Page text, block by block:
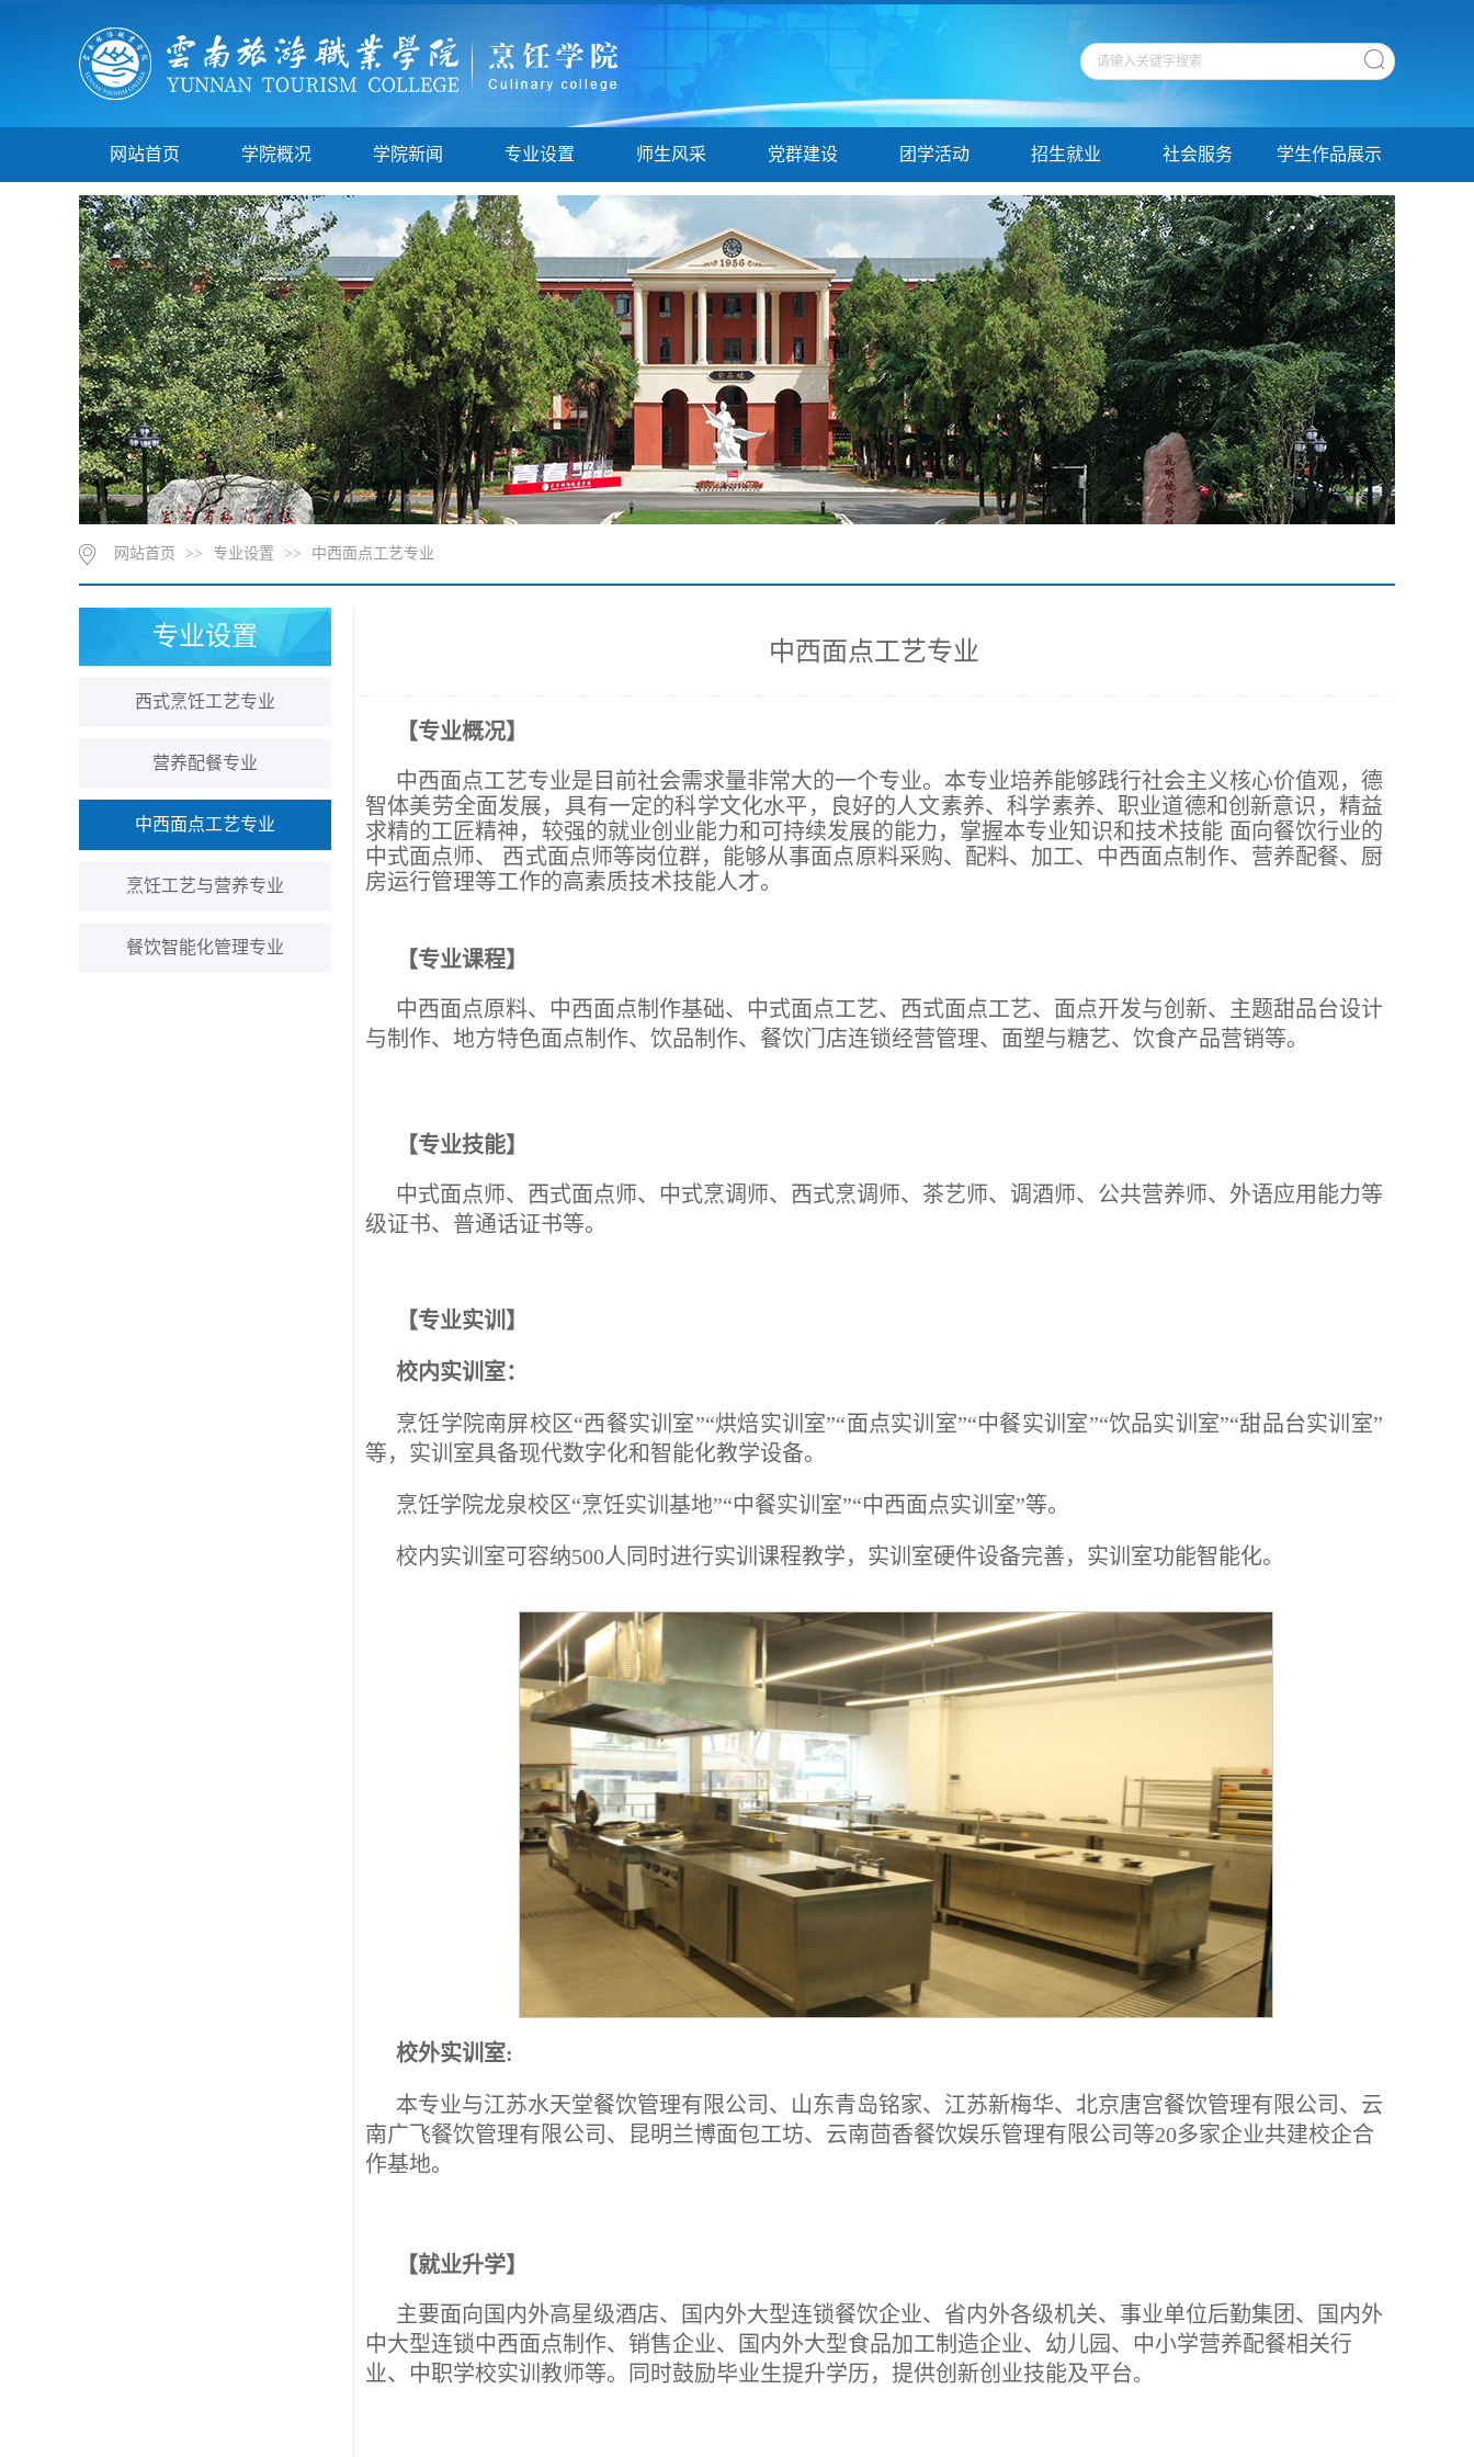
网站首页 学院概况 学院新闻 专业设置 师生风采 党群建设 团学活动 招生就业 社会服务 学生作品展示
网站首页 >> 专业设置 >> 中西面点工艺专业
专业设置
西式烹饪工艺专业
营养配餐专业
中西面点工艺专业
烹饪工艺与营养专业
餐饮智能化管理专业
中西面点工艺专业
【专业概况】
中西面点工艺专业是目前社会需求量非常大的一个专业。本专业培养能够践行社会主义核心价值观，德
智体美劳全面发展，具有一定的科学文化水平，良好的人文素养、科学素养、职业道德和创新意识，精益
求精的工匠精神，较强的就业创业能力和可持续发展的能力，掌握本专业知识和技术技能 面向餐饮行业的
中式面点师、 西式面点师等岗位群，能够从事面点原料采购、配料、加工、中西面点制作、营养配餐、厨
房运行管理等工作的高素质技术技能人才。
【专业课程】
中西面点原料、中西面点制作基础、中式面点工艺、西式面点工艺、面点开发与创新、主题甜品台设计
与制作、地方特色面点制作、饮品制作、餐饮门店连锁经营管理、面塑与糖艺、饮食产品营销等。
【专业技能】
中式面点师、西式面点师、中式烹调师、西式烹调师、茶艺师、调酒师、公共营养师、外语应用能力等
级证书、普通话证书等。
【专业实训】
校内实训室：
烹饪学院南屏校区“西餐实训室”“烘焙实训室”“面点实训室”“中餐实训室”“饮品实训室”“甜品台实训室”
等，实训室具备现代数字化和智能化教学设备。
烹饪学院龙泉校区“烹饪实训基地”“中餐实训室”“中西面点实训室”等。
校内实训室可容纳500人同时进行实训课程教学，实训室硬件设备完善，实训室功能智能化。
校外实训室:
本专业与江苏水天堂餐饮管理有限公司、山东青岛铭家、江苏新梅华、北京唐宫餐饮管理有限公司、云
南广飞餐饮管理有限公司、昆明兰博面包工坊、云南茴香餐饮娱乐管理有限公司等20多家企业共建校企合
作基地。
【就业升学】
主要面向国内外高星级酒店、国内外大型连锁餐饮企业、省内外各级机关、事业单位后勤集团、国内外
中大型连锁中西面点制作、销售企业、国内外大型食品加工制造企业、幼儿园、中小学营养配餐相关行
业、中职学校实训教师等。同时鼓励毕业生提升学历，提供创新创业技能及平台。